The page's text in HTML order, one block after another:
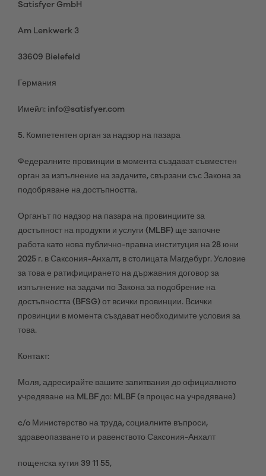
Satisfyer GmbH
Am Lenkwerk 3
33609 Bielefeld
Германия
Имейл: info@satisfyer.com
5. Компетентен орган за надзор на пазара
Федералните провинции в момента създават съвместен
орган за изпълнение на задачите, свързани със Закона за
подобряване на достъпността.
Органът по надзор на пазара на провинциите за
достъпност на продукти и услуги (MLBF) ще започне
работа като нова публично-правна институция на 28 юни
2025 г. в Саксония-Анхалт, в столицата Магдебург. Условие
за това е ратифицирането на държавния договор за
изпълнение на задачи по Закона за подобрение на
достъпността (BFSG) от всички провинции. Всички
провинции в момента създават необходимите условия за
това.
Контакт:
Моля, адресирайте вашите запитвания до официалното
учредяване на MLBF до: MLBF (в процес на учредяване)
c/o Министерство на труда, социалните въпроси,
здравеопазването и равенството Саксония-Анхалт
пощенска кутия 39 11 55,